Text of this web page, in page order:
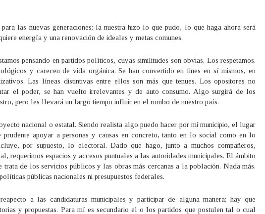
las nuevas generaciones; la nuestra hizo lo que pudo, lo que haga ahora será
energía y una renovación de ideales y metas comunes.
pensando en partidos políticos, cuyas similitudes son obvias. Los respetamos.
y carecen de vida orgánica. Se han convertido en fines en sí mismos, en
Las líneas distintivas entre ellos son más que tenues. Los opositores no
el poder, se han vuelto irrelevantes y de auto consumo. Algo surgirá de los
pero les llevará un largo tiempo influir en el rumbo de nuestro país.
nacional o estatal. Siendo realista algo puedo hacer por mi municipio, el lugar
apoyar a personas y causas en concreto, tanto en lo social como en lo
por supuesto, lo electoral. Dado que hago, junto a muchos compañeros,
requerimos espacios y accesos puntuales a las autoridades municipales. El ámbito
trata de los servicios públicos y las obras más cercanas a la población. Nada más.
públicas nacionales ni presupuestos federales.
a las candidaturas municipales y participar de alguna manera; hay que
y propuestas. Para mí es secundario el o los partidos que postulen tal o cual